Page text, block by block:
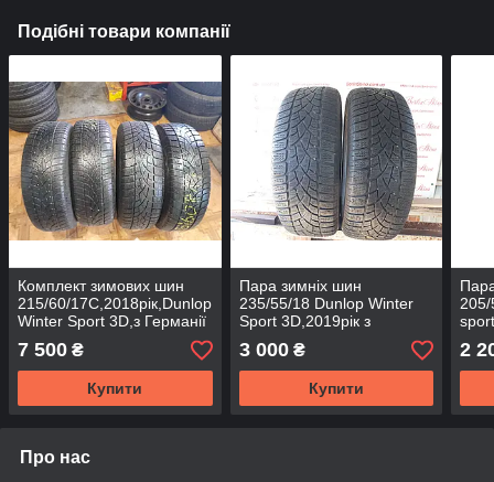
Подібні товари компанії
Комплект зимових шин
215/60/17С,2018рік,Dunlop
Winter Sport 3D,з Германії
без пробігу по Україні
7 500 ₴
Купити
Пара зимніх шин
235/55/18 Dunlop Winter
Sport 3D,2019рік з
Германії без пробігу по
Україні
3 000₴
Купити
205/
2
Про нас